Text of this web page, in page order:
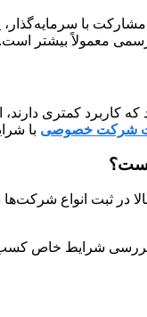
با
معمولاً بیشتر
کاربرد کمتری
شرکت خصوصی با
بالا در ثبت انواع
بررسی شرایط خاص